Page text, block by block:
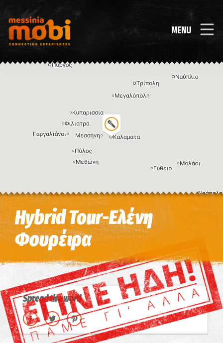
MENU
Η εικόνα ενδέχεται να υπόκειται σε πνευματικά δικαιώματα Όροι
Hybrid Tour-Ελένη
Φουρέιρα
Spread the word